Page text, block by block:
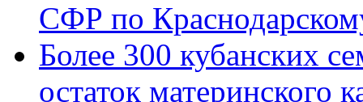
СФР по
Более 300 кубанских
остаток материнского